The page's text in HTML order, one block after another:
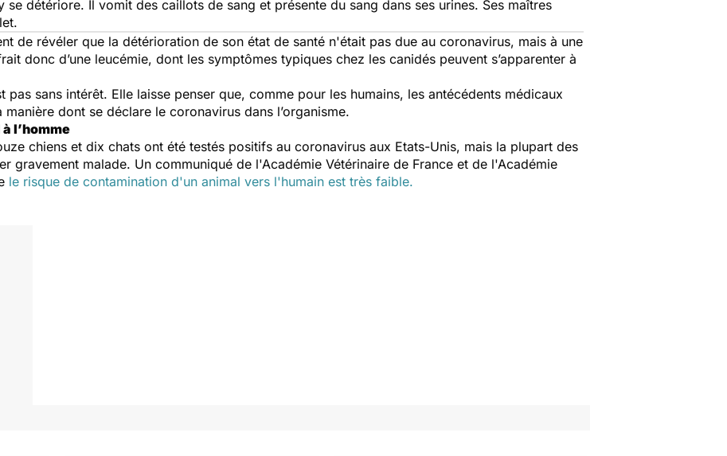
se détériore. Il vomit des caillots de sang et présente du sang dans ses urines. Ses maîtres
de révéler que la détérioration de son état de santé n'était pas due au coronavirus, mais à une
donc d’une leucémie, dont les symptômes typiques chez les canidés peuvent s’apparenter à
pas sans intérêt. Elle laisse penser que, comme pour les humains, les antécédents médicaux
dont se déclare le coronavirus dans l’organisme.
l’homme
chiens et dix chats ont été testés positifs au coronavirus aux Etats-Unis, mais la plupart des
gravement malade. Un communiqué de l'Académie Vétérinaire de France et de l'Académie
le risque de contamination d'un animal vers l'humain est très faible.